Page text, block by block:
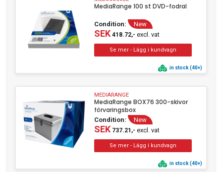
MediaRange 100 st DVD-fodral
Condition: New
SEK418.72,- excl. vat
in stock (40+)
MEDIARANGE
MediaRange BOX76 300-skivor
förvaringsbox
Condition: New
SEK737.21,- excl. vat
in stock (40+)